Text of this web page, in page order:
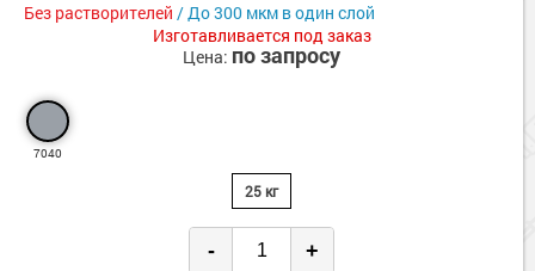
Без растворителей / До 300 мкм в один слой
Изготавливается под заказ
Цена: по запросу
7040
25 кг
- +